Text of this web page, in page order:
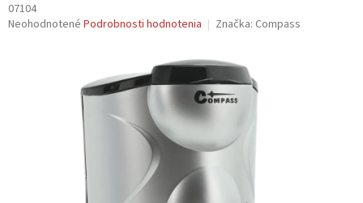
07104
Priemerné
Neohodnotené Podrobnosti hodnotenia Značka: Compass